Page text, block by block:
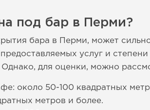
под бар в Перми?
бара в Перми, может
услуг и
Однако, для оценки, можно
около 50-100 квадратных
метров и более.